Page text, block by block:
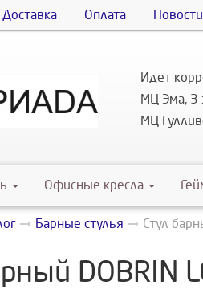
Доставка Оплата Новости
Идет
МЦ Эма, 3
МЦ
Офисные кресла
Барные стулья Стул
DOBRIN